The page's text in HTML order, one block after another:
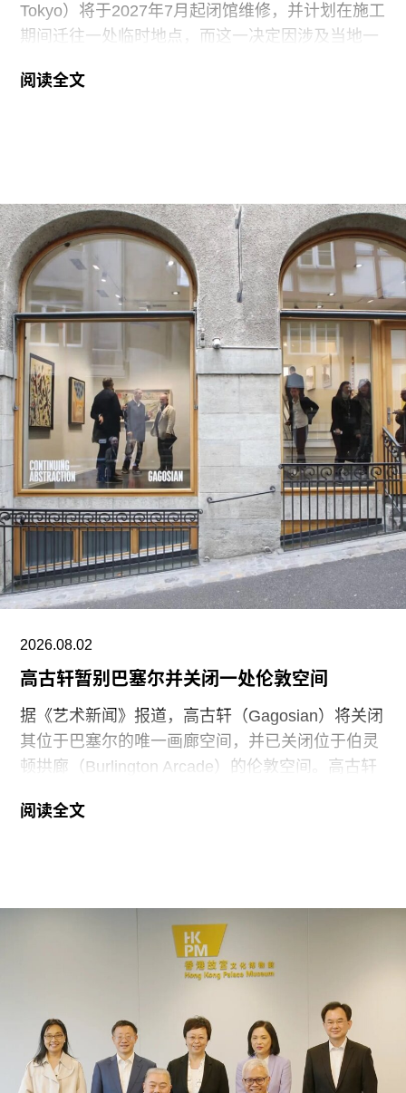
Tokyo）将于2027年7月起闭馆维修，并计划在施工
期间迁往一处临时地点，而这一决定因涉及当地一
去几年间，由于室内温度多次超过35摄氏度，东京
宫不得不数度临时闭馆。
此次对现址的整修预计至少持续18个月。在此期
间，东京宫将把主要行政办公室迁至巴黎第十四区
区政府的一栋附属建筑内。然而，这项搬迁计划引
发争议，因为这栋原为音乐学院的建筑自2019年以
来一直是巴黎最早的艺术家自营空间之一La
Générale的所在地。
La Générale近日接获巴黎市政府通知，其租用这
栋建于1936年的红砖建筑的临时使用协议将在今年
底到期后不获续约。La Générale志愿者塞巴斯蒂
安·雅曼（Sébastien Jamain）告诉《解放报》，在
收到通知后不久，他与其他成员撞见东京宫的一名
技术负责人正在测量他们的空间。
“市政府当时告知我们，这个空间将改造为园艺工人
La Générale的租约于12月31日到期后，将该空间
作为东京宫翻修期间的行政办公场所。
阅读全文
2026.08.02
高古轩暂别巴塞尔并关闭一处伦敦空间
据《艺术新闻》报道，高古轩（Gagosian）将关闭
其位于巴塞尔的唯一画廊空间，并已关闭位于伯灵
顿拱廊（Burlington Arcade）的伦敦空间。高古轩
伦敦伯灵顿空间则永久关闭。目前，高古轩官网已
空间于2019年巴塞尔艺术展期间开幕。该空间共举
办了17场展览，最近一档为配合今年夏季巴塞尔艺
术展举办的群展。画廊尚未公布巴塞尔空间正式停
位于伯灵顿拱廊的伦敦空间于2023年开幕。这处两
层空间一楼为零售商店，二楼为展厅。该空间共呈
现16场展览，最后一场展览于7月18日结束，展出
阅读全文